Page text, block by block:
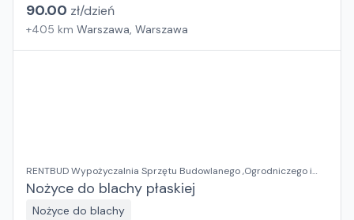
90.00 zł/dzień
+405 km Warszawa, Warszawa
RENTBUD Wypożyczalnia Sprzętu Budowlanego ,Ogrodniczego i
Elektronarzędzi
Nożyce do blachy płaskiej
Nożyce do blachy